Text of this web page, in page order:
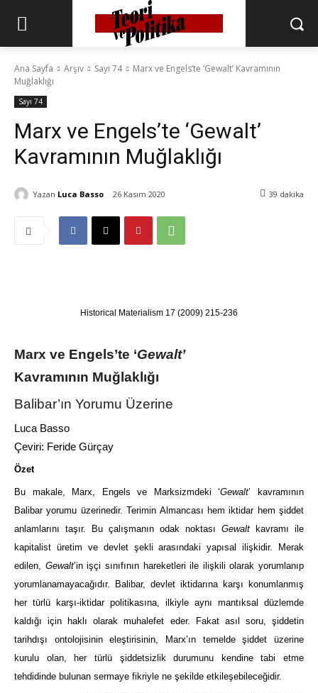
Ana Sayfa Arşiv Sayı 74
Marx ve Engels’te ‘Gewalt’ Kavramının
Muğlaklığı
Sayı 74
Marx ve Engels’te ‘Gewalt’
Kavramının Muğlaklığı
Yazan Luca Basso 26 Kasım 2020 39 dakika
Historical Materialism 17 (2009) 215-236
Marx ve Engels’te ‘Gewalt’
Kavramının Muğlaklığı
Balibar’ın Yorumu Üzerine
Luca Basso
Çeviri: Feride Gürçay
Özet
Bu makale, Marx, Engels ve Marksizmdeki ‘Gewalt’ kavramının
Balibar yorumu üzerinedir. Terimin Almancası hem iktidar hem şiddet
anlamlarını taşır. Bu çalışmanın odak noktası Gewalt kavramı ile
kapitalist üretim ve devlet şekli arasındaki yapısal ilişkidir. Merak
edilen, Gewalt’in işçi sınıfının hareketleri ile ilişkili olarak yorumlanıp
yorumlanamayacağıdır. Balibar, devlet iktidarına karşı konumlanmış
her türlü karşı-iktidar politikasına, ilkiyle aynı mantıksal düzlemde
kaldığı için haklı olarak muhalefet eder. Fakat asıl soru, şiddetin
tarihdışı ontolojisinin eleştirisinin, Marx’ın temelde şiddet üzerine
kurulu olan, her türlü şiddetsizlik durumunu kendine tabi etme
tehdidinde bulunan sermaye fikriyle ne şekilde etkileşebileceğidir.